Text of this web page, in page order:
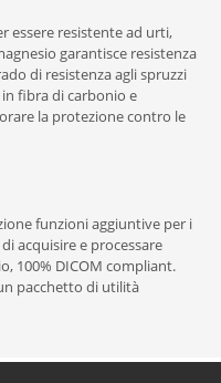
essere resistente ad urti,
garantisce resistenza
di resistenza agli spruzzi
fibra di carbonio e
la protezione contro le
funzioni aggiuntive per i
acquisire e processare
100% DICOM compliant.
pacchetto di utilità